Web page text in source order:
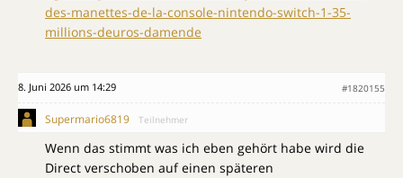
des-manettes-de-la-console-nintendo-switch-1-35-
millions-deuros-damende
8. Juni 2026 um 14:29 #1820155
Supermario6819 Teilnehmer
Wenn das stimmt was ich eben gehört habe wird die
Direct verschoben auf einen späteren